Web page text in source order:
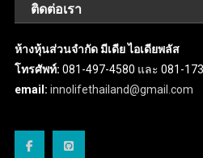
ติดต่อเรา
ห้างหุ้นส่วนจำกัด มีเดีย ไอเดียพลัส
โทรศัพท์: 081-497-4580 และ 081-
email: innolifethailand@gmail.com